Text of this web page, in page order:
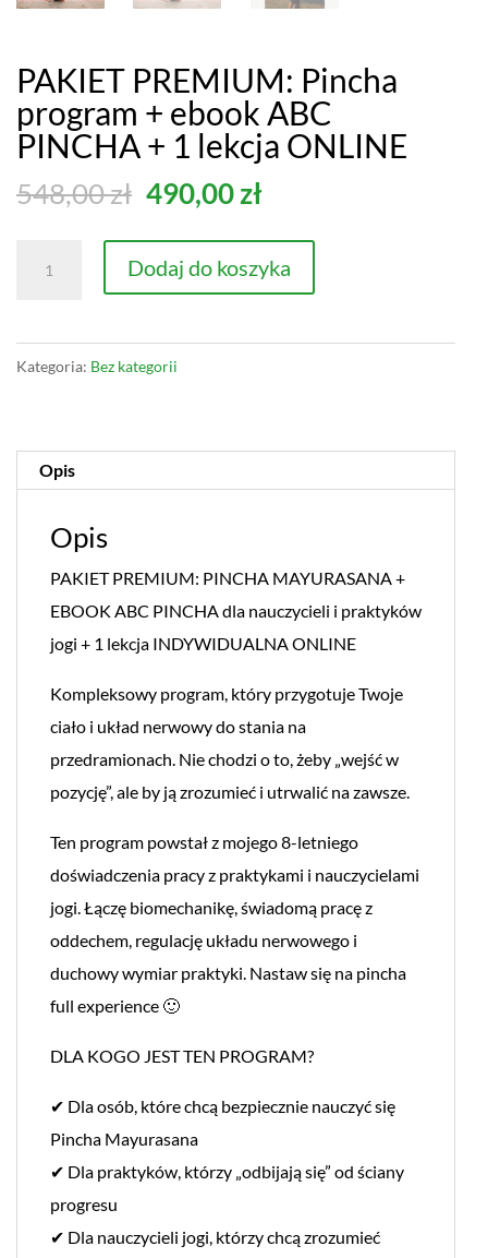
PAKIET PREMIUM: Pincha
program + ebook ABC
PINCHA + 1 lekcja ONLINE
548,00zł Pierwotna
wynosiła:
548,00 zł.
490,00złAktualna
wynosi:
490,00 zł.
ebook
ABC
lekcja
ONLINE
Dodaj do koszyka
Kategoria: Bez kategorii
Opis
Opis
PAKIET PREMIUM: PINCHA MAYURASANA +
EBOOK ABC PINCHA dla nauczycieli i praktyków
jogi + 1 lekcja INDYWIDUALNA ONLINE
Kompleksowy program, który przygotuje Twoje
ciało i układ nerwowy do stania na
przedramionach. Nie chodzi o to, żeby „wejść w
pozycję”, ale by ją zrozumieć i utrwalić na zawsze.
Ten program powstał z mojego 8-letniego
doświadczenia pracy z praktykami i nauczycielami
jogi. Łączę biomechanikę, świadomą pracę z
oddechem, regulację układu nerwowego i
duchowy wymiar praktyki. Nastaw się na pincha
full experience 🙂
DLA KOGO JEST TEN PROGRAM?
✔ Dla osób, które chcą bezpiecznie nauczyć się
Pincha Mayurasana
✔ Dla praktyków, którzy „odbijają się” od ściany
progresu
✔ Dla nauczycieli jogi, którzy chcą zrozumieć